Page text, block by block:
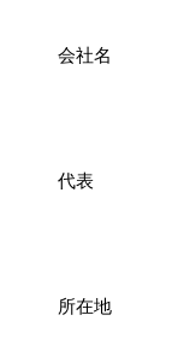
会社名
代表
所在地